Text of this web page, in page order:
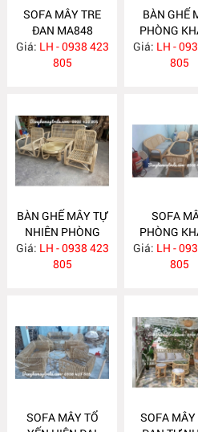
SOFA MÂY TRE
ĐAN MA848
Giá: LH - 0938 423
805
BÀN GHẾ
PHÒNG
MA839
Giá: LH -
805
BÀN GHẾ MÂY TỰ
NHIÊN PHÒNG
KHÁCH MA834
Giá: LH - 0938 423
805
SOFA
PHÒNG
HIỆN ĐẠI
Giá: LH -
805
SOFA MÂY TỔ
SOFA MÂY